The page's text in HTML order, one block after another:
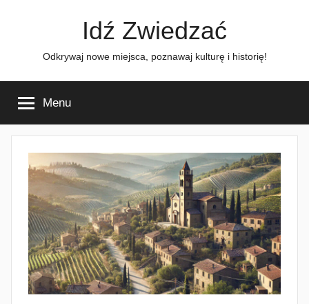
Idź Zwiedzać
Odkrywaj nowe miejsca, poznawaj kulturę i historię!
Menu